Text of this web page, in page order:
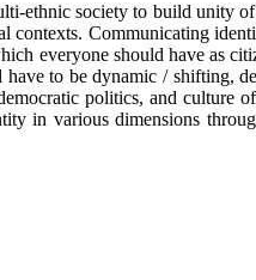
ethnic society to build unity
Communicating
everyone should have as
to be dynamic / shifting,
politics, and culture
in various dimensions